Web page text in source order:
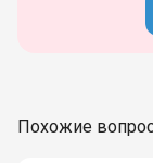
Похожие